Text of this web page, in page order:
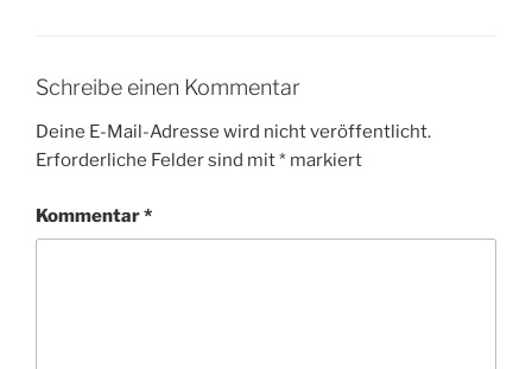
Schreibe einen Kommentar
Deine E-Mail-Adresse wird nicht veröffentlicht.
Erforderliche Felder sind mit* markiert
Kommentar*